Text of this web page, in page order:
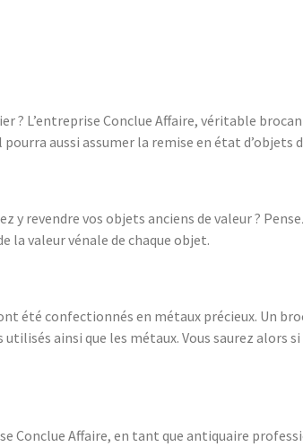
? L’entreprise Conclue Affaire, véritable
aussi assumer la remise en état d’objets
revendre vos objets anciens de valeur ?
la valeur vénale de chaque objet.
été confectionnés en métaux précieux. Un
ainsi que les métaux. Vous saurez alors si
Affaire, en tant que antiquaire